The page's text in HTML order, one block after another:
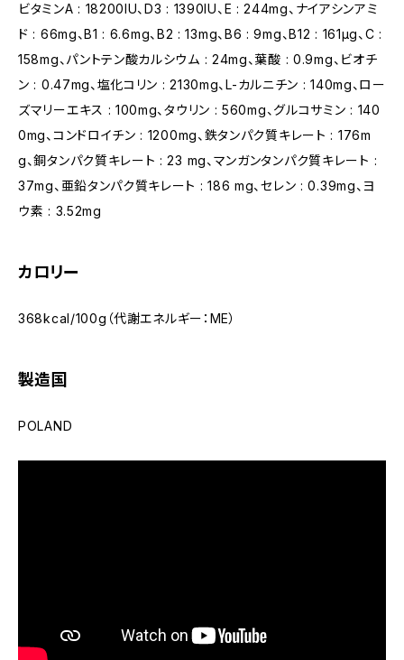
ビタミンA : 18200IU、D3 : 1390IU、E : 244mg、ナイアシンアミ
ド : 66mg、B1 : 6.6mg、B2 : 13mg、B6 : 9mg、B12 : 161μg、C :
158mg、パントテン酸カルシウム : 24mg、葉酸 : 0.9mg、ビオチ
ン : 0.47mg、塩化コリン : 2130mg、L-カルニチン : 140mg、ロー
ズマリーエキス : 100mg、タウリン : 560mg、グルコサミン : 140
0mg、コンドロイチン : 1200mg、鉄タンパク質キレート : 176m
g、銅タンパク質キレート : 23 mg、マンガンタンパク質キレート :
37mg、亜鉛タンパク質キレート : 186 mg、セレン : 0.39mg、ヨ
ウ素 : 3.52mg
カロリー
368kcal/100g（代謝エネルギー：ME）
製造国
POLAND